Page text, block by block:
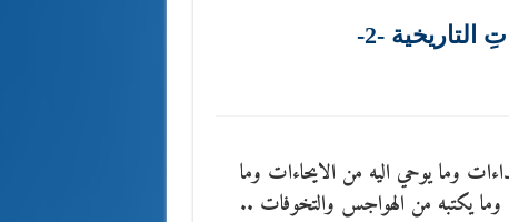
-2-
وما يوحي اليه من الايحاءات وما
وما يكتبه من الهواجس والتخوفات ..